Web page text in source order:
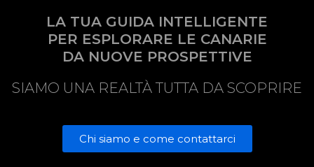
LA TUA GUIDA INTELLIGENTE
PER ESPLORARE LE CANARIE
DA NUOVE PROSPETTIVE
SIAMO UNA REALTÀ TUTTA DA SCOPRIRE
Chi siamo e come contattarci